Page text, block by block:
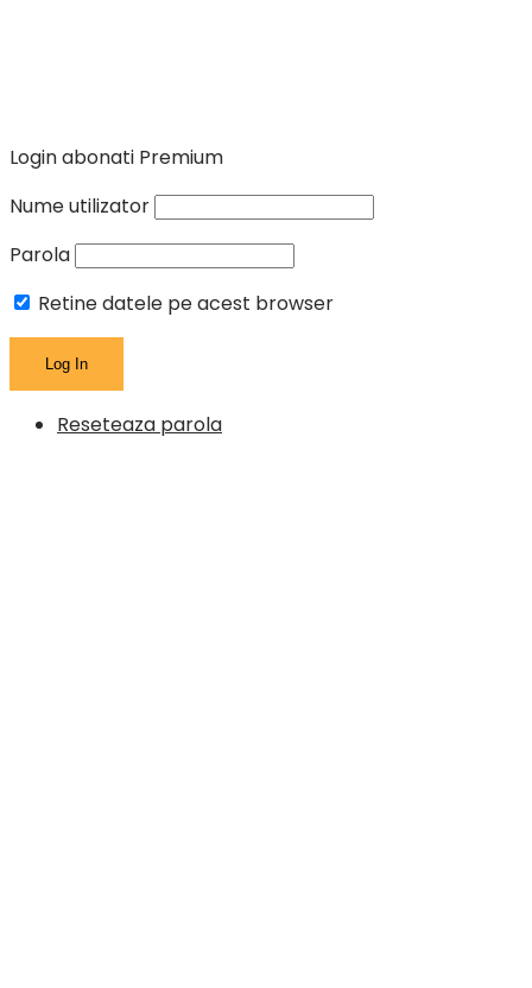
Login abonati Premium
Nume utilizator
Parola
Retine datele pe acest browser
Reseteaza parola